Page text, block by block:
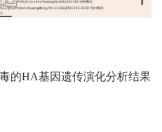
的HA基因遗传演化分析结果